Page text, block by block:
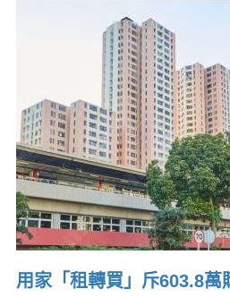
用家「租轉買」斥603.8萬